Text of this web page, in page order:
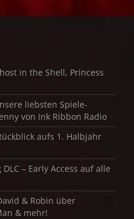
in the Shell, Princess
liebsten Spiele-
von Ink Ribbon Radio
aufs 1. Halbjahr
– Early Access auf alle
& Robin über
& mehr!